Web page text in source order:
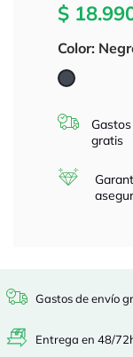
$
Color:
Negro
gratis
Gastos de envío
Entrega en 48/